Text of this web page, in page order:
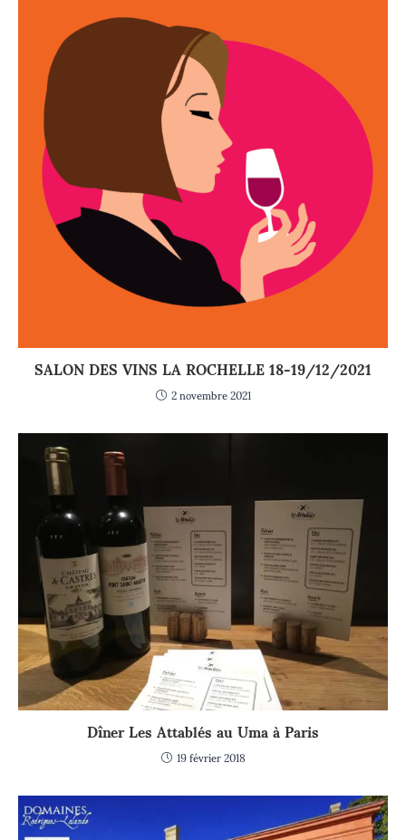
SALON DES VINS LA ROCHELLE 18-19/12/2021
2 novembre 2021
Dîner Les Attablés au Uma à Paris
19 février 2018